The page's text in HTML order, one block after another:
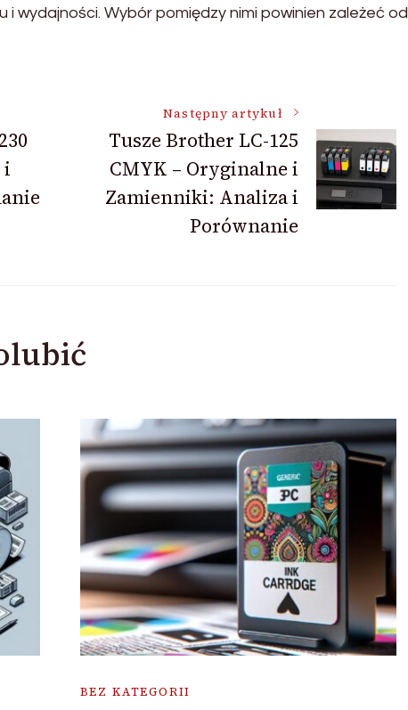
wydajności. Wybór pomiędzy nimi powinien zależeć od
i
Następny artykuł
Tusze Brother LC-125
CMYK – Oryginalne i
Zamienniki: Analiza i
Porównanie
BEZ KATEGORII